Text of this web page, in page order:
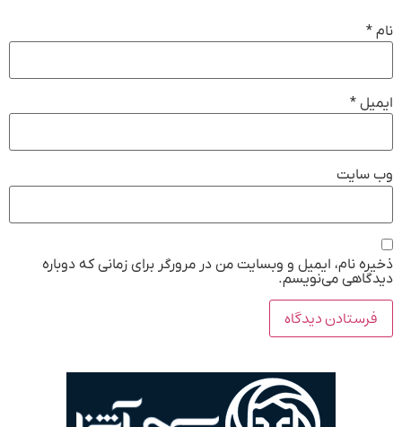
نام *
ایمیل *
وب‌ سایت
ذخیره نام، ایمیل و وبسایت من در مرورگر برای زمانی که دوباره
دیدگاهی می‌نویسم.